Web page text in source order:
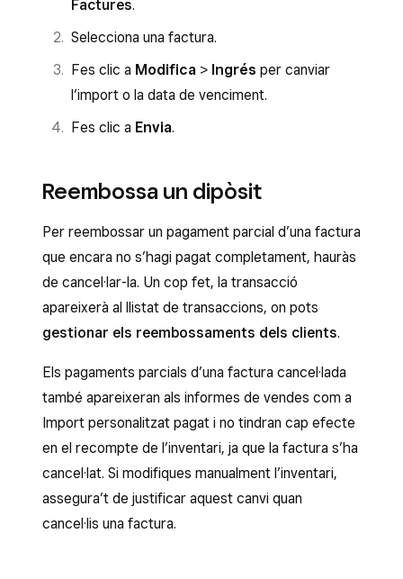
Prem
quan hagis acabat i
Factures.
Selecciona una factura.
Fes clic a Modifica > Ingrés per canviar
l’import o la data de venciment.
Fes clic a Envia.
Reembossa un dipòsit
Per reembossar un pagament parcial d’una factura
que encara no s’hagi pagat completament, hauràs
de cancel·lar-la. Un cop fet, la transacció
apareixerà al llistat de transaccions, on pots
gestionar els reembossaments dels clients.
Els pagaments parcials d’una factura cancel·lada
també apareixeran als informes de vendes com a
Import personalitzat pagat i no tindran cap efecte
en el recompte de l’inventari, ja que la factura s’ha
cancel·lat. Si modifiques manualment l’inventari,
assegura’t de justificar aquest canvi quan
cancel·lis una factura.